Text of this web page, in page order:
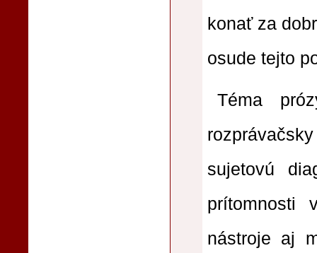
konať za
osude tejto
Téma
sujetovú
prítomnosti
nástroje aj